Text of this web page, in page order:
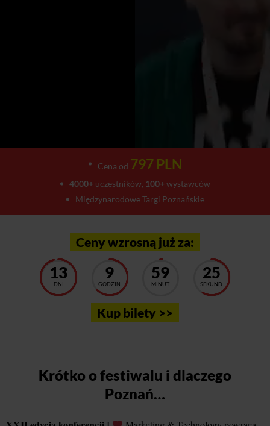
Cena od 797 PLN
4000+uczestników, 100+wystawców
Międzynarodowe Targi Poznańskie
Ceny wzrosną już za:
13
DNI
9
GODZIN
59
MINUT
22
SEKUND
Kup bilety >>
Krótko o festiwalu i dlaczego
Poznań…